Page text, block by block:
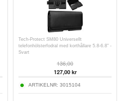
Tech-Protect SM80 Universellt
telefonhölsterfodral med korthållare 5.8-6.8" -
Svart
136,00
127,00kr
ARTIKELNR: 3015104